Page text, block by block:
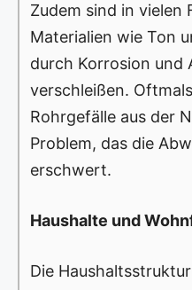
Zudem sind in vielen
Materialien wie Ton
durch Korrosion und
verschleißen.
Rohrgefälle aus der
Problem, das die
erschwert.
Haushalte und
Die